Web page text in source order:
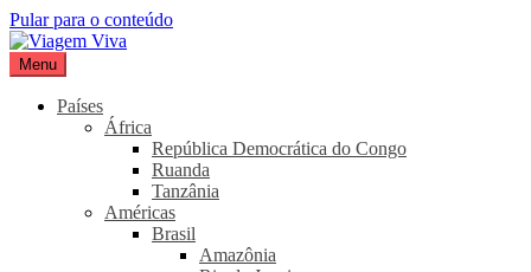
Pular para o conteúdo
Viagem Viva
Seu portal de turismo sustentável
Menu
Países
África
República Democrática do Congo
Ruanda
Tanzânia
Américas
Brasil
Amazônia